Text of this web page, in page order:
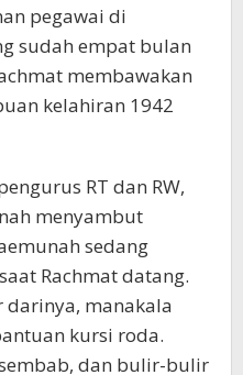
pegawai di
sudah empat bulan
membawakan
kelahiran 1942
RT dan RW,
menyambut
sedang
Rachmat datang.
darinya, manakala
kursi roda.
dan bulir-bulir